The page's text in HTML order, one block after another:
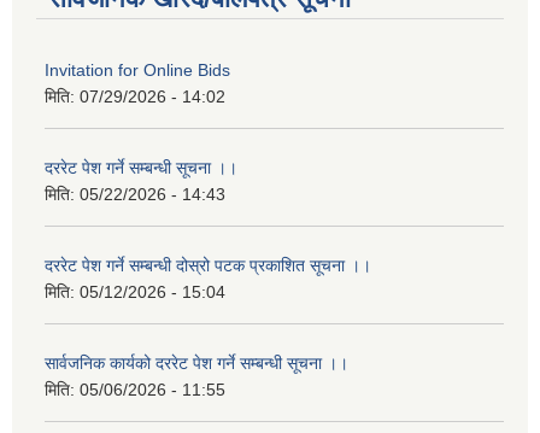
Invitation for Online Bids
मिति: 07/29/2026 - 14:02
दररेट पेश गर्ने सम्बन्धी सूचना ।।
मिति: 05/22/2026 - 14:43
दररेट पेश गर्ने सम्बन्धी दोस्रो पटक प्रकाशित सूचना ।।
मिति: 05/12/2026 - 15:04
सार्वजनिक कार्यको दररेट पेश गर्ने सम्बन्धी सूचना ।।
मिति: 05/06/2026 - 11:55